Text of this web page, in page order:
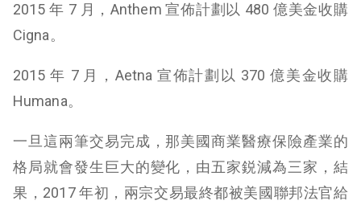
2015 年 7 月，Anthem 宣佈計劃以 480 億美金收購
Cigna。
2015 年 7 月，Aetna 宣佈計劃以 370 億美金收購
Humana。
一旦這兩筆交易完成，那美國商業醫療保險產業的
格局就會發生巨大的變化，由五家鋭減為三家，結
果，2017 年初，兩宗交易最終都被美國聯邦法官給